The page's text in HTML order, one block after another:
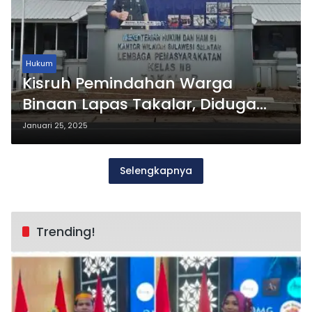
Hukum
Kisruh Pemindahan Warga
Binaan Lapas Takalar, Diduga
Ada Unsur Suap di Baliknya
Januari 25, 2025
Selengkapnya
Trending!